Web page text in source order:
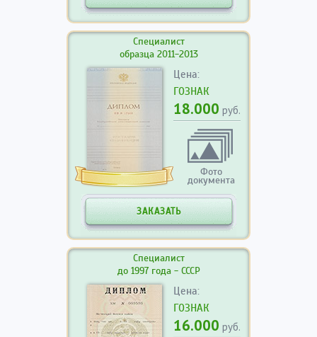
Специалист
образца 2011-2013
Цена:
ГОЗНАК
18.000 руб.
Фото
документа
ЗАКАЗАТЬ
Специалист
до 1997 года - СССР
Цена:
ГОЗНАК
16.000 руб.